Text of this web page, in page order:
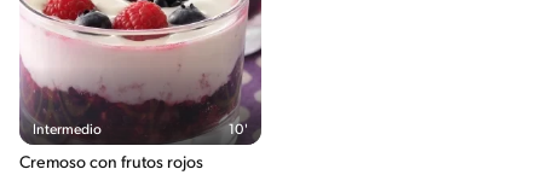
Intermedio 10'
Cremoso con frutos rojos